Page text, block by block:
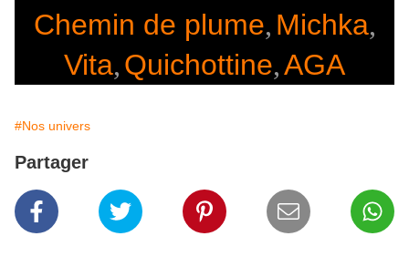
Chemin de plume, Michka,
Vita,Quichottine,AGA
#Nos univers
Partager